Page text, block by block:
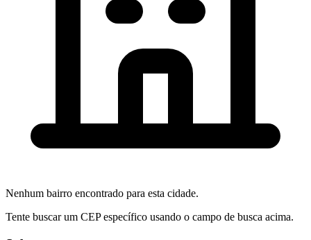
Nenhum bairro encontrado para esta cidade.
Tente buscar um CEP específico usando o campo de busca acima.